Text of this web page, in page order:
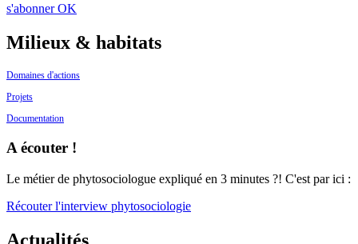
s'abonner OK
Milieux & habitats
Domaines d'actions
Projets
Documentation
A écouter !
Le métier de phytosociologue expliqué en 3 minutes ?! C'est par ici :
Récouter l'interview phytosociologie